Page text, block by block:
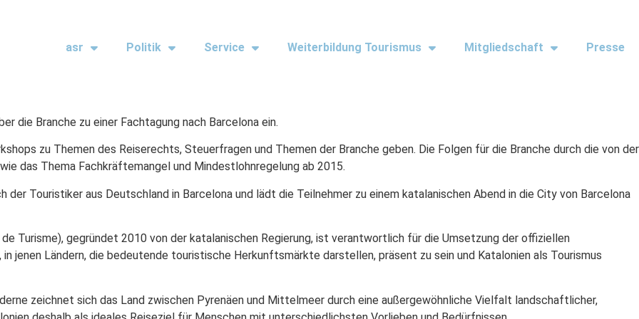
asr Politik Service Weiterbildung Tourismus Mitgliedschaft Presse
die Branche zu einer Fachtagung nach Barcelona ein.
zu Themen des Reiserechts, Steuerfragen und Themen der Branche geben. Die Folgen für die Branche durch die von der
das Thema Fachkräftemangel und Mindestlohnregelung ab 2015.
Touristiker aus Deutschland in Barcelona und lädt die Teilnehmer zu einem katalanischen Abend in die City von Barcelona
Turisme), gegründet 2010 von der katalanischen Regierung, ist verantwortlich für die Umsetzung der offiziellen
jenen Ländern, die bedeutende touristische Herkunftsmärkte darstellen, präsent zu sein und Katalonien als Tourismus
zeichnet sich das Land zwischen Pyrenäen und Mittelmeer durch eine außergewöhnliche Vielfalt landschaftlicher,